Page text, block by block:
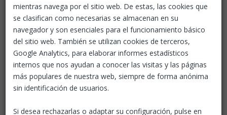
ANPE-El defensor del profesor 19 Sep, 2023
ANPE denuncia
las agresiones
sufridas por un alumno del centro educativo y exige
apoyo por parte de la Administración al equipo
docente para erradicar este tipo de conductas de los
centros educativos.
Defensor del profesor ANPE en los medios
mientras navega por el sitio web. De estas, las cookies que
se clasifican como necesarias se almacenan en su
navegador y son esenciales para el funcionamiento básico
del sitio web. También se utilizan cookies de terceros,
Google Analytics, para elaborar informes estadísticos
internos que nos ayudan a conocer las visitas y las páginas
más populares de nuestra web, siempre de forma anónima
sin identificación de usuarios.
Si desea rechazarlas o adaptar su configuración, pulse en